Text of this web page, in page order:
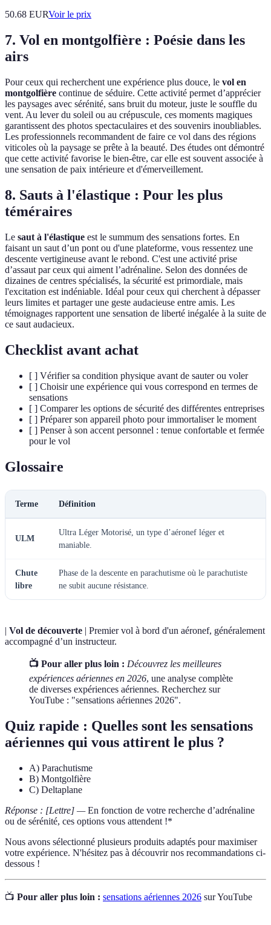
50.68 EURVoir le prix
7. Vol en montgolfière : Poésie dans les
airs
Pour ceux qui recherchent une expérience plus douce, le vol en
montgolfière continue de séduire. Cette activité permet d’apprécier
les paysages avec sérénité, sans bruit du moteur, juste le souffle du
vent. Au lever du soleil ou au crépuscule, ces moments magiques
garantissent des photos spectaculaires et des souvenirs inoubliables.
Les professionnels recommandent de faire ce vol dans des régions
viticoles où la paysage se prête à la beauté. Des études ont démontré
que cette activité favorise le bien-être, car elle est souvent associée à
une sensation de paix intérieure et d'émerveillement.
8. Sauts à l'élastique : Pour les plus
téméraires
Le saut à l'élastique est le summum des sensations fortes. En
faisant un saut d’un pont ou d'une plateforme, vous ressentez une
descente vertigineuse avant le rebond. C'est une activité prise
d’assaut par ceux qui aiment l’adrénaline. Selon des données de
dizaines de centres spécialisés, la sécurité est primordiale, mais
l'excitation est indéniable. Idéal pour ceux qui cherchent à dépasser
leurs limites et partager une geste audacieuse entre amis. Les
témoignages rapportent une sensation de liberté inégalée à la suite de
ce saut audacieux.
Checklist avant achat
[ ] Vérifier sa condition physique avant de sauter ou voler
[ ] Choisir une expérience qui vous correspond en termes de
sensations
[ ] Comparer les options de sécurité des différentes entreprises
[ ] Préparer son appareil photo pour immortaliser le moment
[ ] Penser à son accent personnel : tenue confortable et fermée
pour le vol
Glossaire
Terme Définition
ULM
Ultra Léger Motorisé, un type d’aéronef léger et
maniable.
Chute
libre
Phase de la descente en parachutisme où le parachutiste
ne subit aucune résistance.
| Vol de découverte | Premier vol à bord d'un aéronef, généralement
accompagné d’un instructeur.
📺 Pour aller plus loin : Découvrez les meilleures
expériences aériennes en 2026, une analyse complète
de diverses expériences aériennes. Recherchez sur
YouTube : "sensations aériennes 2026".
Quiz rapide : Quelles sont les sensations
aériennes qui vous attirent le plus ?
A) Parachutisme
B) Montgolfière
C) Deltaplane
Réponse : [Lettre] —En fonction de votre recherche d’adrénaline
ou de sérénité, ces options vous attendent !*
Nous avons sélectionné plusieurs produits adaptés pour maximiser
votre expérience. N'hésitez pas à découvrir nos recommandations ci-
dessous !
📺 Pour aller plus loin : sensations aériennes 2026 sur YouTube